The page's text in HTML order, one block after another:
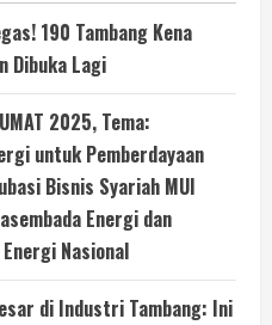
190 Tambang Kena
Dibuka Lagi
UMAT 2025, Tema:
untuk Pemberdayaan
Bisnis Syariah MUI
Energi dan
Nasional
di Industri Tambang: Ini